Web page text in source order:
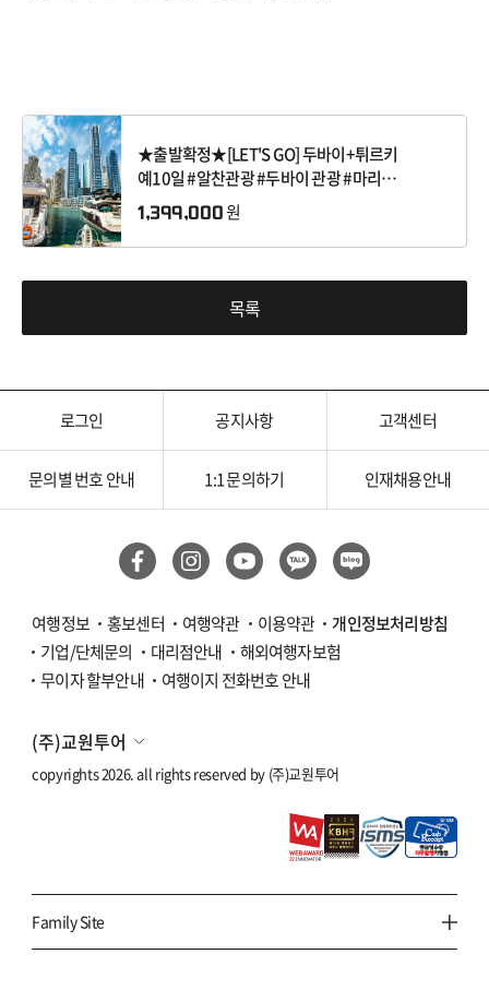
★출발확정★[LET'S GO] 두바이+튀르키
예10일 #알찬관광 #두바이 관광 #마리나
럭셔리요트투어 #튀르키예 8대 도시관광
1,399,000 원
목록
로그인 공지사항 고객센터
문의별 번호 안내 1:1 문의하기 인재채용안내
여행정보 홍보센터 여행약관 이용약관
개인정보처리방침
기업/단체문의
대리점안내
해외여행자보험
무이자 할부안내
여행이지 전화번호 안내
(주)교원투어
copyrights 2026. all rights reserved by (주)교원투어
Family Site